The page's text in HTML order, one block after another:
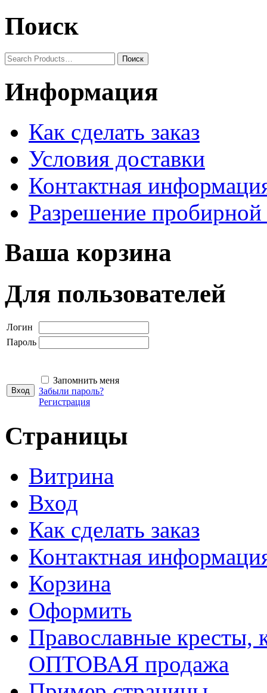
Поиск
Информация
Как сделать заказ
Условия доставки
Контактная
Разрешение пробирной
Ваша корзина
Для пользователей
Логин
Пароль
Запомнить меня
Забыли пароль?
Регистрация
Страницы
Витрина
Вход
Как сделать заказ
Контактная
Корзина
Оформить
Православные кресты,
ОПТОВАЯ продажа